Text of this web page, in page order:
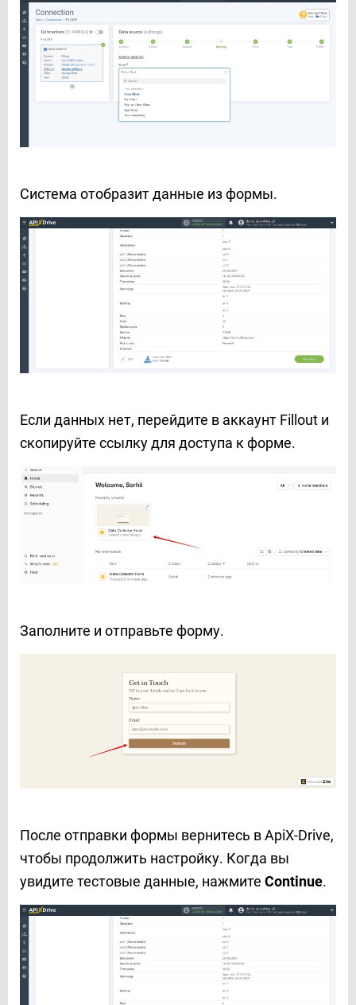
Система отобразит данные из формы.
Если данных нет, перейдите в аккаунт Fillout и
скопируйте ссылку для доступа к форме.
Заполните и отправьте форму.
После отправки формы вернитесь в ApiX-Drive,
чтобы продолжить настройку. Когда вы
увидите тестовые данные, нажмите Continue.